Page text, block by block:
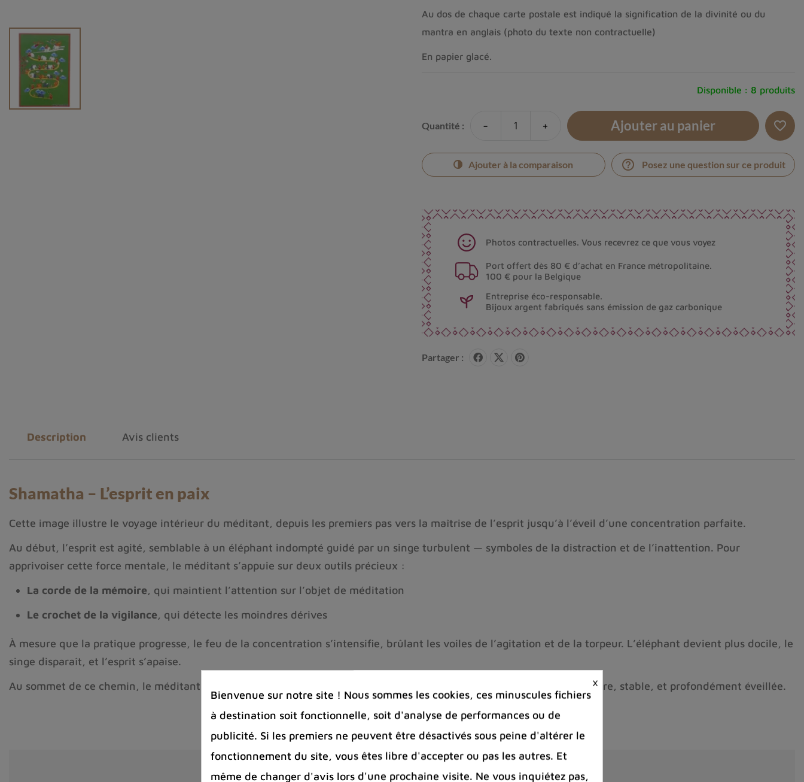
Au dos de chaque carte postale est indiqué la signification de la divinité ou du
mantra en anglais (photo du texte non contractuelle)
En papier glacé.
Disponible : 8 produits
Quantité : - + Ajouter au panier favorite_border
Ajouter à la comparaison help_outline Posez une question sur ce produit
Photos contractuelles. Vous recevrez ce que vous voyez
Port offert dès 80 € d’achat en France métropolitaine.
100 € pour la Belgique
Entreprise éco-responsable.
Bijoux argent fabriqués sans émission de gaz carbonique
Partager :
Description
Shamatha – L’esprit en paix
Cette image illustre le voyage intérieur du méditant, depuis les premiers pas vers la maîtrise de l’esprit jusqu’à l’éveil d’une concentration parfaite.
Au début, l’esprit est agité, semblable à un éléphant indompté guidé par un singe turbulent — symboles de la distraction et de l’inattention. Pour
apprivoiser cette force mentale, le méditant s’appuie sur deux outils précieux :
La corde de la mémoire, qui maintient l’attention sur l’objet de méditation
Le crochet de la vigilance, qui détecte les moindres dérives
À mesure que la pratique progresse, le feu de la concentration s’intensifie, brûlant les voiles de l’agitation et de la torpeur. L’éléphant devient plus docile, le
singe disparaît, et l’esprit s’apaise.
Au sommet de ce chemin, le méditant contemple la vacuité avec une clarté limpide et une concentration unifiée — libre, stable, et profondément éveillée.
Avis clients
×
Bienvenue sur notre site ! Nous sommes les cookies, ces minuscules fichiers
à destination soit fonctionnelle, soit d'analyse de performances ou de
publicité. Si les premiers ne peuvent être désactivés sous peine d'altérer le
fonctionnement du site, vous êtes libre d'accepter ou pas les autres. Et
même de changer d'avis lors d'une prochaine visite. Ne vous inquiétez pas,